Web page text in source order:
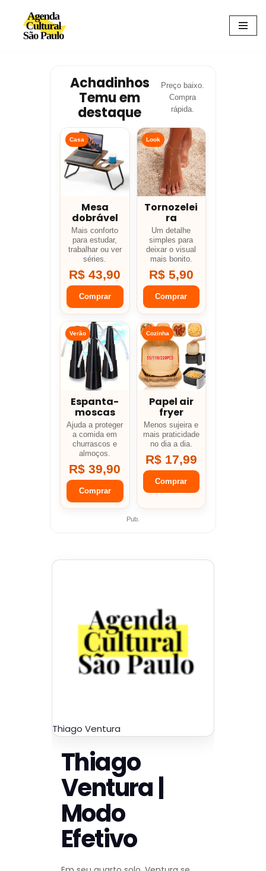
Avançar
Achadinhos
Temu em
destaque
Preço baixo.
Compra
rápida.
Casa
Mesa
dobrável
Mais conforto
para estudar,
trabalhar ou ver
séries.
R$ 43,90
Comprar
Look
Tornozelei
ra
Um detalhe
simples para
deixar o visual
mais bonito.
R$ 5,90
Comprar
Verão
Espanta-
moscas
Ajuda a proteger
a comida em
churrascos e
almoços.
R$ 39,90
Comprar
Cozinha
Papel air
fryer
Menos sujeira e
mais praticidade
no dia a dia.
R$ 17,99
Comprar
Pub.
Thiago Ventura
Thiago
Ventura |
Modo
Efetivo